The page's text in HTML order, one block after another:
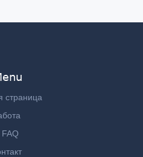
страница